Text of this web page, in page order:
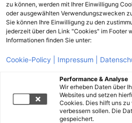
zu können, werden mit Ihrer Einwilligung
oder ausgewählten Verwendungszwecken
Sie können Ihre Einwilligung zu den
jederzeit über den Link "Cookies" im Footer
Informationen finden Sie unter:
Cookie-Policy | Impressum |
Performance & Analyse
Wir erheben Daten über
Websites und setzen
Cookies. Dies hilft uns
verbessern sollen. Die
gespeichert.